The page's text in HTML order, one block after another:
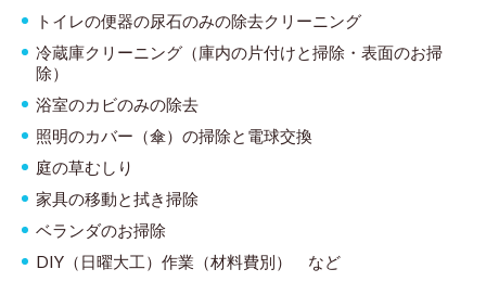
トイレの便器の尿石のみの除去クリーニング
冷蔵庫クリーニング（庫内の片付けと掃除・表面のお掃
除）
浴室のカビのみの除去
照明のカバー（傘）の掃除と電球交換
庭の草むしり
家具の移動と拭き掃除
ベランダのお掃除
DIY（日曜大工）作業（材料費別） など